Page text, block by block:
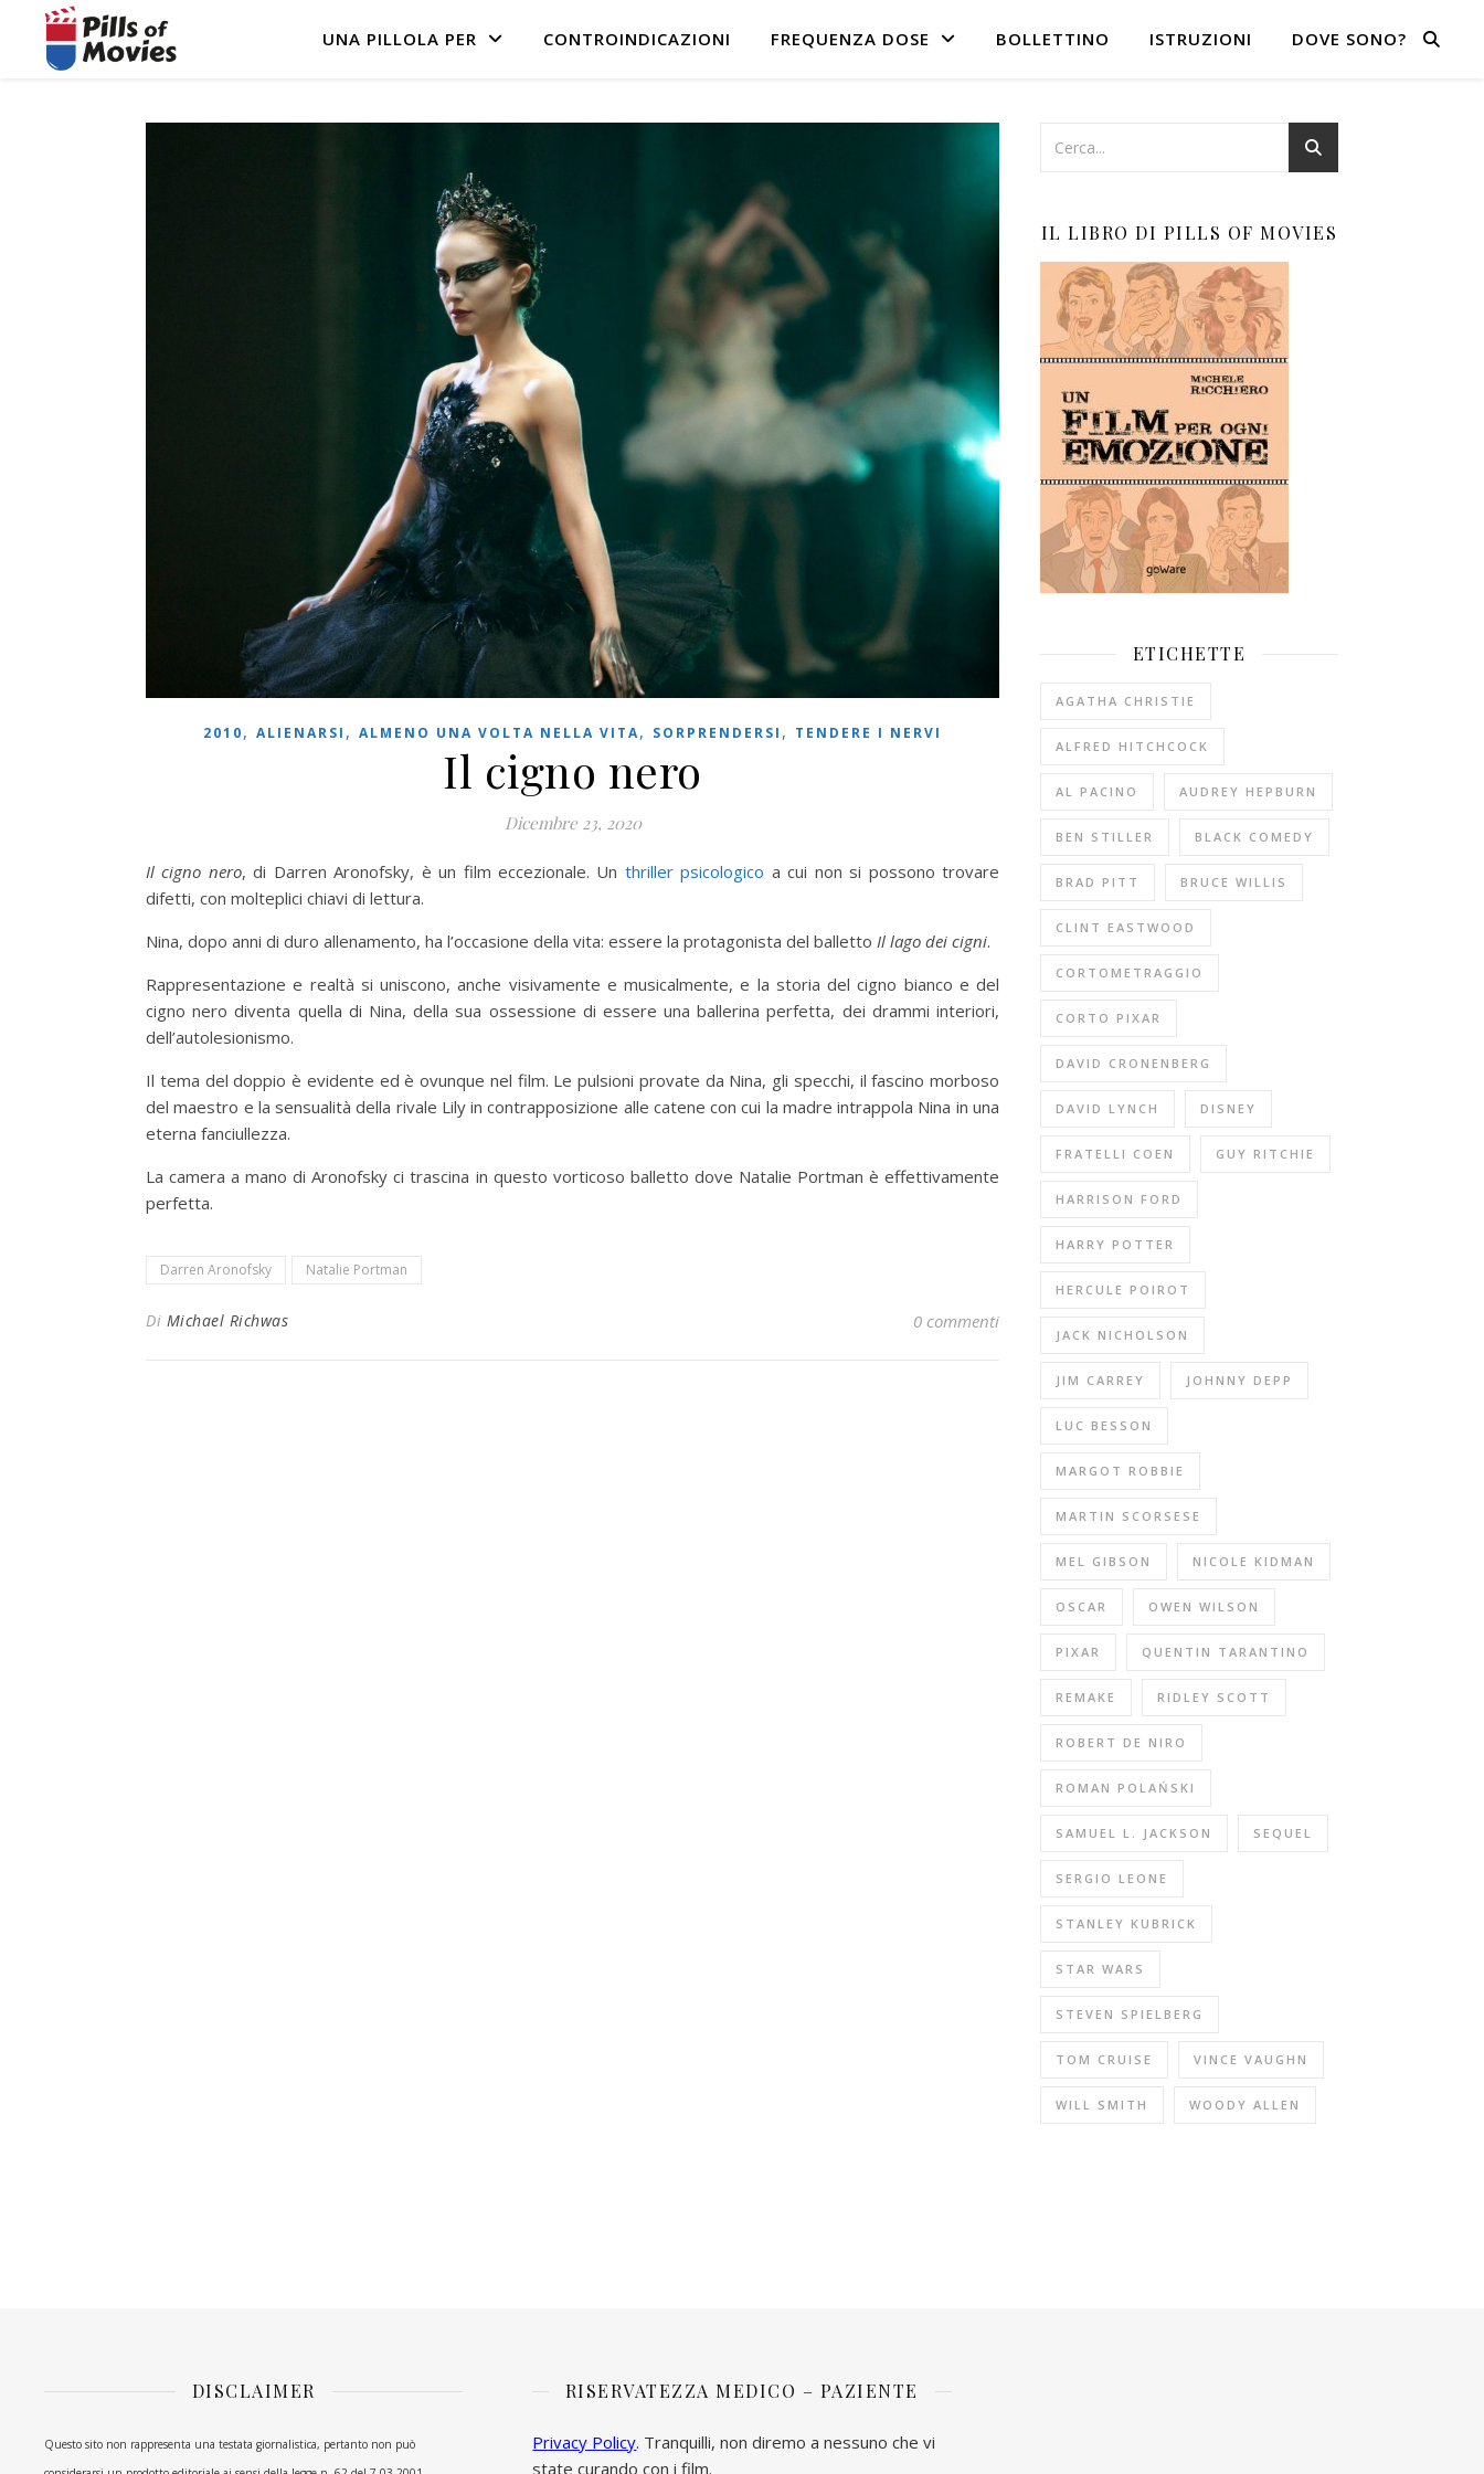
UNA PILLOLA PER CONTROINDICAZIONI FREQUENZA DOSE BOLLETTINO ISTRUZIONI DOVE SONO?
2010, ALIENARSI , ALMENO UNA VOLTA NELLA VITA, SORPRENDERSI , TENDERE I NERVI
Il cigno nero
Dicembre 23, 2020
Il cigno nero, di Darren Aronofsky, è un film eccezionale. Un thriller psicologico a cui non si possono trovare
difetti, con molteplici chiavi di lettura.
Nina, dopo anni di duro allenamento, ha l’occasione della vita: essere la protagonista del balletto Il lago dei cigni.
Rappresentazione e realtà si uniscono, anche visivamente e musicalmente, e la storia del cigno bianco e del
cigno nero diventa quella di Nina, della sua ossessione di essere una ballerina perfetta, dei drammi interiori,
dell’autolesionismo.
Il tema del doppio è evidente ed è ovunque nel film. Le pulsioni provate da Nina, gli specchi, il fascino morboso
del maestro e la sensualità della rivale Lily in contrapposizione alle catene con cui la madre intrappola Nina in una
eterna fanciullezza.
La camera a mano di Aronofsky ci trascina in questo vorticoso balletto dove Natalie Portman è effettivamente
perfetta.
Darren Aronofsky Natalie Portman
Di Michael Richwas 0 commenti
IL LIBRO DI PILLS OF MOVIES
ETICHETTE
AGATHA CHRISTIE
ALFRED HITCHCOCK
AL PACINO AUDREY HEPBURN
BEN STILLER BLACK COMEDY
BRAD PITT BRUCE WILLIS
CLINT EASTWOOD
CORTOMETRAGGIO
CORTO PIXAR
DAVID CRONENBERG
DAVID LYNCH DISNEY
FRATELLI COEN GUY RITCHIE
HARRISON FORD
HARRY POTTER
HERCULE POIROT
JACK NICHOLSON
JIM CARREY JOHNNY DEPP
LUC BESSON
MARGOT ROBBIE
MARTIN SCORSESE
MEL GIBSON NICOLE KIDMAN
OSCAR OWEN WILSON
PIXAR QUENTIN TARANTINO
REMAKE RIDLEY SCOTT
ROBERT DE NIRO
ROMAN POLAŃSKI
SAMUEL L. JACKSON SEQUEL
SERGIO LEONE
STANLEY KUBRICK
STAR WARS
STEVEN SPIELBERG
TOM CRUISE VINCE VAUGHN
WILL SMITH WOODY ALLEN
DISCLAIMER
Questo sito non rappresenta una testata giornalistica, pertanto non può
RISERVATEZZA MEDICO – PAZIENTE
Privacy Policy. Tranquilli, non diremo a nessuno che vi
state curando con i film.